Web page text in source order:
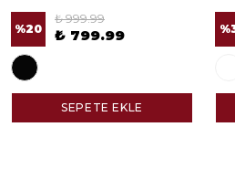
%20
₺ 999.99
₺ 799.99
SEPETE EKLE
%